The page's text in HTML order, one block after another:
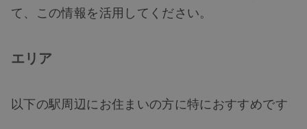
て、この情報を活用してください。
エリア
以下の駅周辺にお住まいの方に特におすすめです